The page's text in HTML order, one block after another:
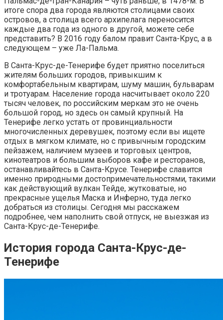
итоге спора два города являются столицами своих
островов, а столица всего архипелага переносится
каждые два года из одного в другой, можете себе
представить? В 2016 году балом правит Санта-Крус, а в
следующем – уже Ла-Пальма.
В Санта-Круc-де-Тенерифе будет приятно поселиться
жителям больших городов, привыкшим к
комфортабельным квартирам, шуму машин, бульварам
и тротуарам. Население города насчитывает около 220
тысяч человек, по российским меркам это не очень
большой город, но здесь он самый крупный. На
Тенерифе легко устать от провинциальности
многочисленных деревушек, поэтому если вы ищете
отдых в мягком климате, но с привычным городским
пейзажем, наличием музеев и торговых центров,
кинотеатров и большим выборов кафе и ресторанов,
останавливайтесь в Санта-Крусе. Тенерифе славится
именно природными достопримечательностями, такими
как действующий вулкан Тейде, жутковатые, но
прекрасные ущелья Маска и Инферно, туда легко
добраться из столицы. Сегодня мы расскажем
подробнее, чем наполнить свой отпуск, не выезжая из
Санта-Крус-де-Тенерифе.
История города Санта-Круc-де-
Тенерифе